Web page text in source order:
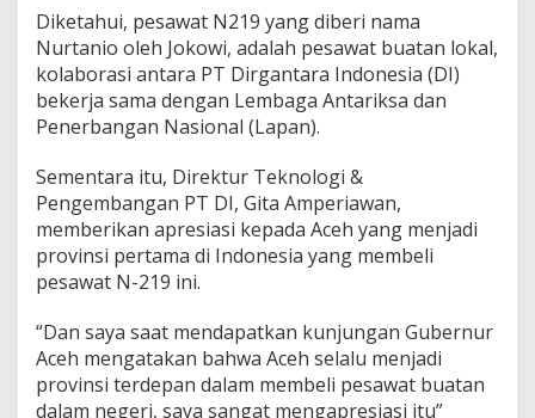
Diketahui, pesawat N219 yang diberi nama
Nurtanio oleh Jokowi, adalah pesawat buatan lokal,
kolaborasi antara PT Dirgantara Indonesia (DI)
bekerja sama dengan Lembaga Antariksa dan
Penerbangan Nasional (Lapan).
Sementara itu, Direktur Teknologi &
Pengembangan PT DI, Gita Amperiawan,
memberikan apresiasi kepada Aceh yang menjadi
provinsi pertama di Indonesia yang membeli
pesawat N-219 ini.
“Dan saya saat mendapatkan kunjungan Gubernur
Aceh mengatakan bahwa Aceh selalu menjadi
provinsi terdepan dalam membeli pesawat buatan
dalam negeri, saya sangat mengapresiasi itu”